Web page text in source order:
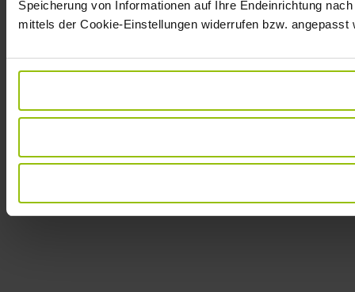
Speicherung von Informationen auf Ihre Endeinrichtung
mittels der Cookie-Einstellungen widerrufen bzw.